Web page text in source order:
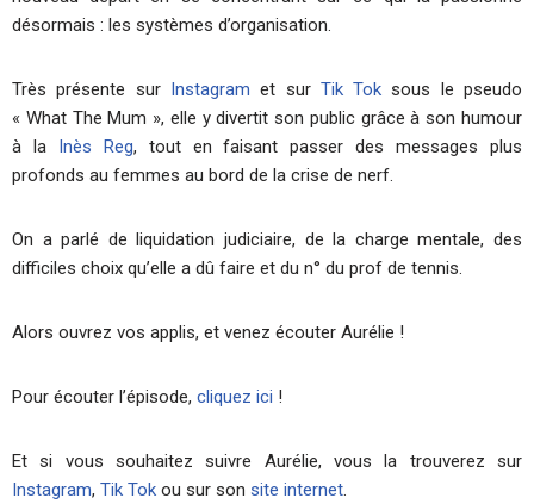
désormais : les systèmes d’organisation.
Très présente sur Instagram et sur Tik Tok sous le pseudo
« What The Mum », elle y divertit son public grâce à son humour
à la Inès Reg, tout en faisant passer des messages plus
profonds au femmes au bord de la crise de nerf.
On a parlé de liquidation judiciaire, de la charge mentale, des
difficiles choix qu’elle a dû faire et du n° du prof de tennis.
Alors ouvrez vos applis, et venez écouter Aurélie !
Pour écouter l’épisode, cliquez ici !
Et si vous souhaitez suivre Aurélie, vous la trouverez sur
Instagram, Tik Tok ou sur son site internet.